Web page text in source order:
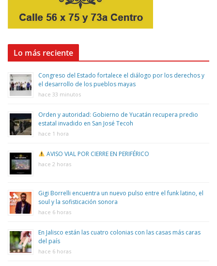
Lo más reciente
Congreso del Estado fortalece el diálogo por los derechos y
el desarrollo de los pueblos mayas
hace 33 minutos
Orden y autoridad: Gobierno de Yucatán recupera predio
estatal invadido en San José Tecoh
hace 1 hora
AVISO VIAL POR CIERRE EN PERIFÉRICO
hace 2 horas
Gigi Borrelli encuentra un nuevo pulso entre el funk latino, el
soul y la sofisticación sonora
hace 6 horas
En Jalisco están las cuatro colonias con las casas más caras
del país
hace 6 horas